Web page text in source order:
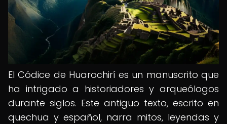
El Códice de Huarochirí es un manuscrito que
ha intrigado a historiadores y arqueólogos
durante siglos. Este antiguo texto, escrito en
quechua y español, narra mitos, leyendas y